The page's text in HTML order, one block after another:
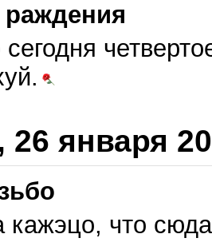
раждения
26 января
кажэцо, что